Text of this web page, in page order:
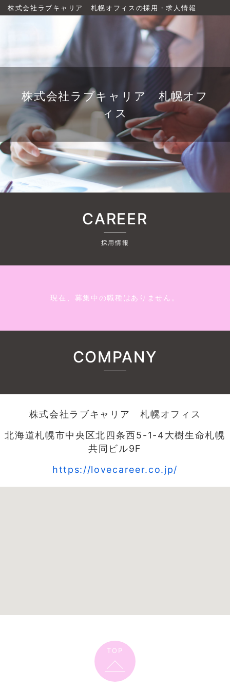
株式会社ラブキャリア 札幌オフィスの採用・求人情報
株式会社ラブキャリア 札幌オフ
ィス
CAREER
採用情報
現在、募集中の職種はありません。
COMPANY
株式会社ラブキャリア 札幌オフィス
北海道札幌市中央区北四条西5-1-4大樹生命札幌
共同ビル9F
https://lovecareer.co.jp/
TOP